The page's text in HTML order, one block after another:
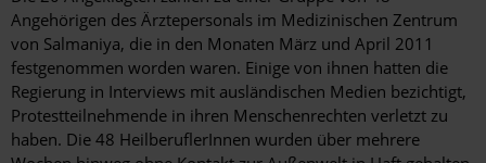
Angehörigen des Ärztepersonals im Medizinischen Zentrum
von Salmaniya, die in den Monaten März und April 2011
festgenommen worden waren. Einige von ihnen hatten die
Regierung in Interviews mit ausländischen Medien bezichtigt,
Protestteilnehmende in ihren Menschenrechten verletzt zu
haben. Die 48 HeilberuflerInnen wurden über mehrere